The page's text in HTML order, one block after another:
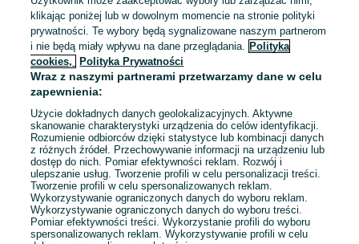
Kontynuuj przez konto Google
LUB
E-mail
Hasło
klikając poniżej lub w dowolnym momencie na stronie polityki
prywatności. Te wybory będą sygnalizowane naszym partnerom
i nie będą miały wpływu na dane przeglądania.
Polityka
cookies,
Polityka Prywatności
Wraz z naszymi partnerami przetwarzamy dane w celu
zapewnienia:
Użycie dokładnych danych geolokalizacyjnych. Aktywne
skanowanie charakterystyki urządzenia do celów identyfikacji.
Rozumienie odbiorców dzięki statystyce lub kombinacji danych
z różnych źródeł. Przechowywanie informacji na urządzeniu lub
dostęp do nich. Pomiar efektywności reklam. Rozwój i
ulepszanie usług. Tworzenie profili w celu personalizacji treści.
Tworzenie profili w celu spersonalizowanych reklam.
Wykorzystywanie ograniczonych danych do wyboru reklam.
Wykorzystywanie ograniczonych danych do wyboru treści.
Pomiar efektywności treści. Wykorzystanie profili do wyboru
spersonalizowanych reklam. Wykorzystywanie profili w celu